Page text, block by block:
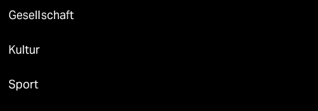
Gesellschaft
Kultur
Sport